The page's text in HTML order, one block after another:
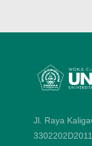
Jl. Raya